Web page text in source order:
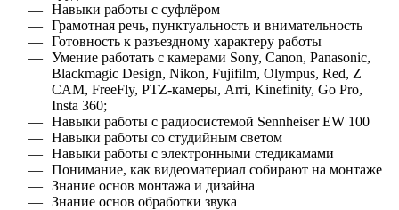
Навыки работы с суфлёром
Грамотная речь, пунктуальность и внимательность
Готовность к разъездному характеру работы
Умение работать с камерами Sony, Canon, Panasonic,
Blackmagic Design, Nikon, Fujifilm, Olympus, Red, Z
CAM, FreeFly, PTZ-камеры, Arri, Kinefinity, Go Pro,
Insta 360;
Навыки работы с радиосистемой Sennheiser EW 100
Навыки работы со студийным светом
Навыки работы с электронными стедикамами
Понимание, как видеоматериал собирают на монтаже
Знание основ монтажа и дизайна
Знание основ обработки звука